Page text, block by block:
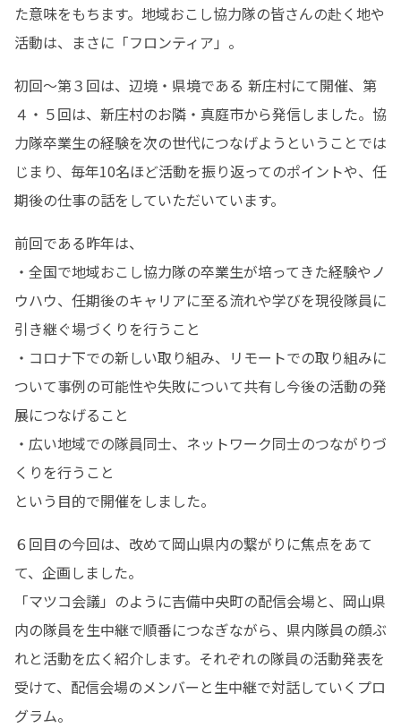
た意味をもちます。地域おこし協力隊の皆さんの赴く地や
活動は、まさに「フロンティア」。
初回～第３回は、辺境・県境である 新庄村にて開催、第
４・５回は、新庄村のお隣・真庭市から発信しました。協
力隊卒業生の経験を次の世代につなげようということでは
じまり、毎年10名ほど活動を振り返ってのポイントや、任
期後の仕事の話をしていただいています。
前回である昨年は、
・全国で地域おこし協力隊の卒業生が培ってきた経験やノ
ウハウ、任期後のキャリアに至る流れや学びを現役隊員に
引き継ぐ場づくりを行うこと
・コロナ下での新しい取り組み、リモートでの取り組みに
ついて事例の可能性や失敗について共有し今後の活動の発
展につなげること
・広い地域での隊員同士、ネットワーク同士のつながりづ
くりを行うこと
という目的で開催をしました。
６回目の今回は、改めて岡山県内の繋がりに焦点をあて
て、企画しました。
「マツコ会議」のように吉備中央町の配信会場と、岡山県
内の隊員を生中継で順番につなぎながら、県内隊員の顔ぶ
れと活動を広く紹介します。それぞれの隊員の活動発表を
受けて、配信会場のメンバーと生中継で対話していくプロ
グラム。